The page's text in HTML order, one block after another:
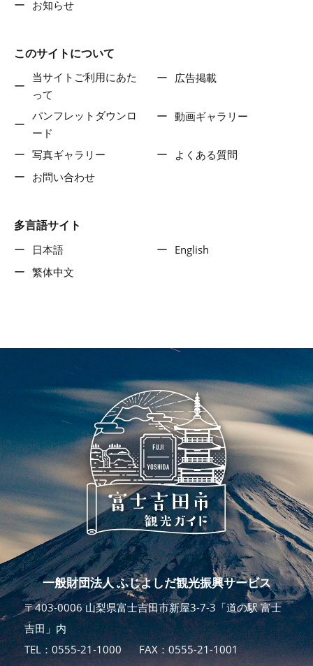
お知らせ
このサイトについて
当サイトご利用にあた
って
広告掲載
パンフレットダウンロ
ード
動画ギャラリー
写真ギャラリー
よくある質問
お問い合わせ
多言語サイト
日本語
English
繁体中文
一般財団法人 ふじよしだ観光振興サービス
〒403-0006 山梨県富士吉田市新屋3-7-3「道の駅 富士
吉田」内
TEL：0555-21-1000 FAX：0555-21-1001